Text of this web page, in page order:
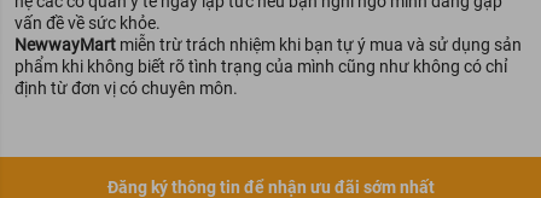
vấn đề về sức khỏe.
NewwayMart miễn trừ trách nhiệm khi bạn tự ý mua và sử dụng sản
phẩm khi không biết rõ tình trạng của mình cũng như không có chỉ
định từ đơn vị có chuyên môn.
Đăng ký thông tin để nhận ưu đãi sớm nhất